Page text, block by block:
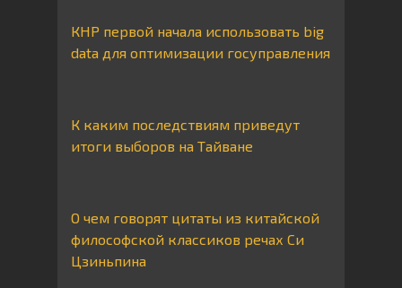
КНР первой начала использовать big
data для оптимизации госуправления
К каким последствиям приведут
итоги выборов на Тайване
О чем говорят цитаты из китайской
философской классиков речах Си
Цзиньпина